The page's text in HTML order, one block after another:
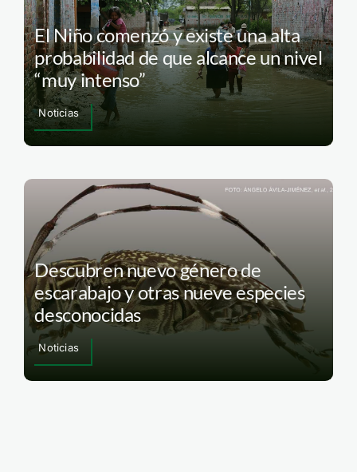
El Niño comenzó y existe una alta
probabilidad de que alcance un nivel
“muy intenso”
Noticias
Descubren nuevo género de
escarabajo y otras nueve especies
desconocidas
Noticias